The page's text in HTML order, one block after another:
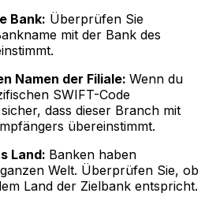
Bank: Überprüfen Sie
mit der Bank des
Namen der Filiale: Wenn du
SWIFT-Code
dass dieser Branch mit
übereinstimmt.
Land: Banken haben
Welt. Überprüfen Sie, ob
Land der Zielbank entspricht.